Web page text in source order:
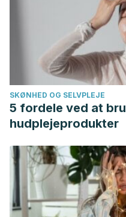
SKØNHED OG SELVPLEJE
5 fordele ved at
hudplejeprodukter